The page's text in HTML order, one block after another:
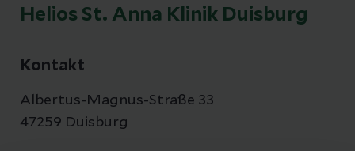
Helios St. Anna Klinik Duisburg
Kontakt
Albertus-Magnus-Straße 33
47259 Duisburg